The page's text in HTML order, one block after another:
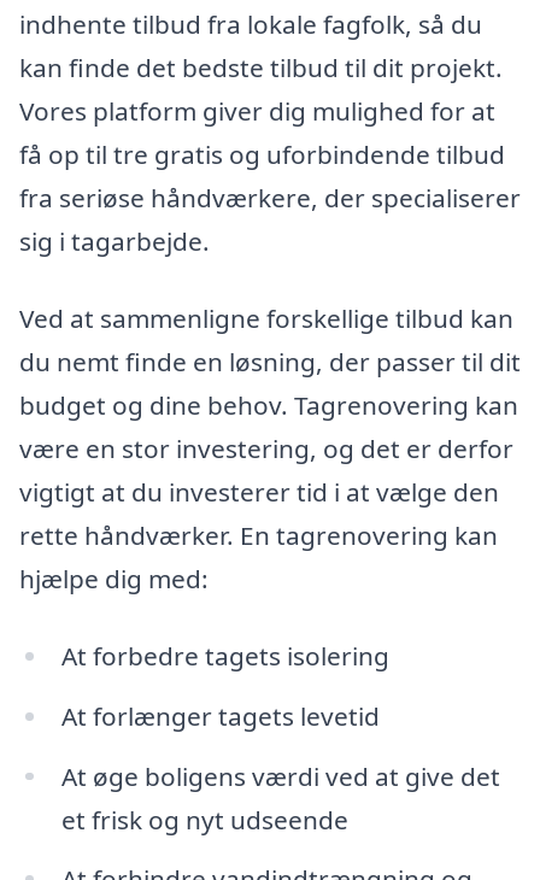
indhente tilbud fra lokale fagfolk, så du
kan finde det bedste tilbud til dit projekt.
Vores platform giver dig mulighed for at
få op til tre gratis og uforbindende tilbud
fra seriøse håndværkere, der specialiserer
sig i tagarbejde.
Ved at sammenligne forskellige tilbud kan
du nemt finde en løsning, der passer til dit
budget og dine behov. Tagrenovering kan
være en stor investering, og det er derfor
vigtigt at du investerer tid i at vælge den
rette håndværker. En tagrenovering kan
hjælpe dig med:
At forbedre tagets isolering
At forlænger tagets levetid
At øge boligens værdi ved at give det
et frisk og nyt udseende